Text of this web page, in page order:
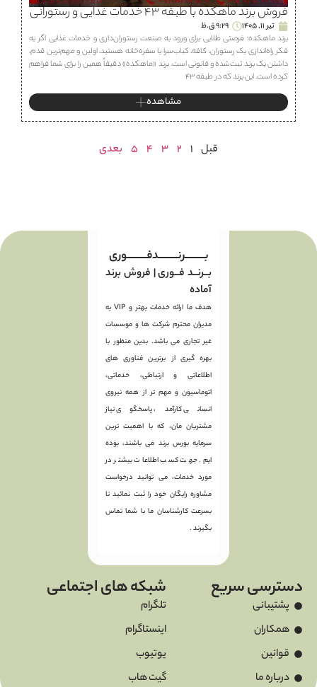
فروش برند ماهكده با طبقه ۴۳ خدمات غذایی و رستورانی
تیر 11, 1405
9:29 ق.ظ
برند ماهكده؛ فرصتی طلایی برای ورود به صنعت رستوران‌داری و خدمات غذایی اگر به
فکر راه‌اندازی یک رستوران، كافه، كباب‌سرا یا سفره‌خانه هستید، اولین و مهم‌ترین قدم،
داشتن یک برند ثبت‌شده و قانونی است. برند «ماهكده» دقیقاً همین را برای شما فراهم
کرده است. این برند که در طبقه ۴۳
مشاهده
قبل 1
2
3
4
5 بعدی
بـــــــــرنـــــــــدفـــــــــوری
بــرنــد فــوری | فروش برند
آماده
هدف ما ارائه خدمات بهتر و VIP به
مدیران محترم شرکت ها و موسسات
غیر تجاری می باشد. بدین منظور با
بهره گیری از برترین فناوری های
اطلاعاتی و ارتباطی، خدماتی،
اتوماسیون و مهم تر از همه نیروی
انسانی کارآمد، پاسخگوی نیاز
مشتریان مان، که با اهمیت ترین
سرمایه بورس برند می باشند، بوده
ایم. جهت کسب اطلاعات بیشتر در
مورد خدمات، می توانید درخواست
مشاوره رایگان خود را ثبت نمائید تا
بسرعت کارشناسان ما با شما تماس
بگیرند .
دسترسی سریع
پشتیبانی
همکاران
قوانین
درباره ما
شبکه های اجتماعی
تلگرام
اینستاگرام
یوتیوب
گیت هاب